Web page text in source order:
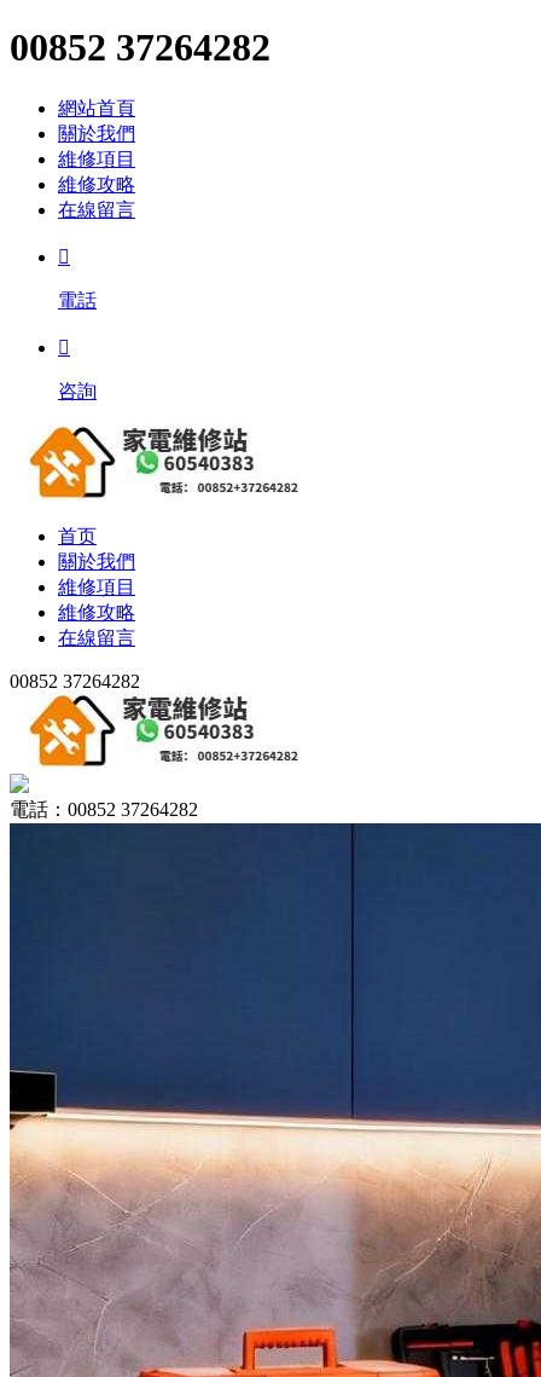
00852 37264282
網站首頁
關於我們
維修項目
維修攻略
在線留言

電話

咨詢
首页
關於我們
維修項目
維修攻略
在線留言
00852 37264282
電話：00852 37264282